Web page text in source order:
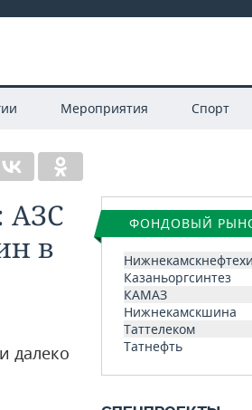
Мероприятия Спорт
АЗС
в
далеко
ФОНДОВЫЙ
Казаньоргсинтез
КАМАЗ
Нижнекамскшина
Таттелеком
Татнефть